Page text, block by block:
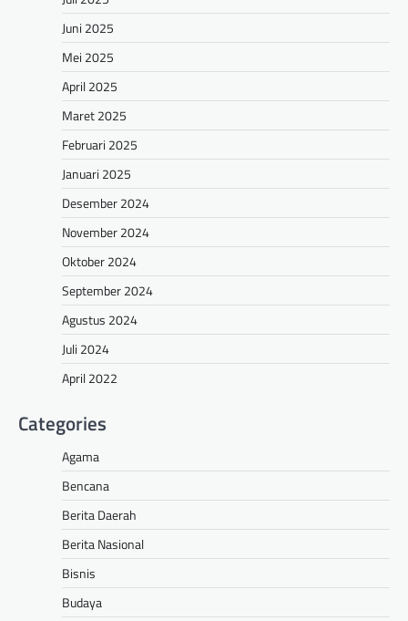
Juni 2025
Mei 2025
April 2025
Maret 2025
Februari 2025
Januari 2025
Desember 2024
November 2024
Oktober 2024
September 2024
Agustus 2024
Juli 2024
April 2022
Categories
Agama
Bencana
Berita Daerah
Berita Nasional
Bisnis
Budaya